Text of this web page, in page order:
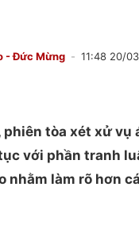
- Đức Mừng 11:48 20/
tòa xét xử vụ
với phần tranh
nhằm làm rõ hơn